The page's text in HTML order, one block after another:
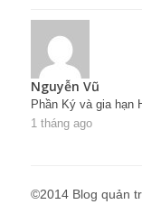
Nguyễn Vũ
Phần Ký và gia hạn
1 tháng ago
©2014 Blog quản